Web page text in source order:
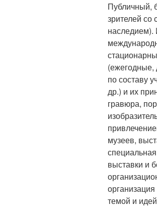
Публичный,
зрителей со
наследием).
(ежегодные,
по составу
др.) и их
гравюра,
музеев,
выставки и
темой и